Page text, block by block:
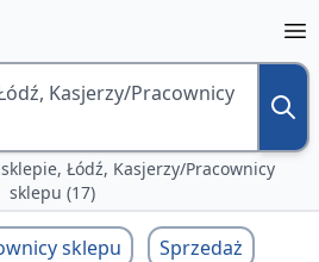
Kasjerzy/Pracownicy
Łódź, Kasjerzy/Pracownicy
sklepu (17)
sklepu
Sprzedaż